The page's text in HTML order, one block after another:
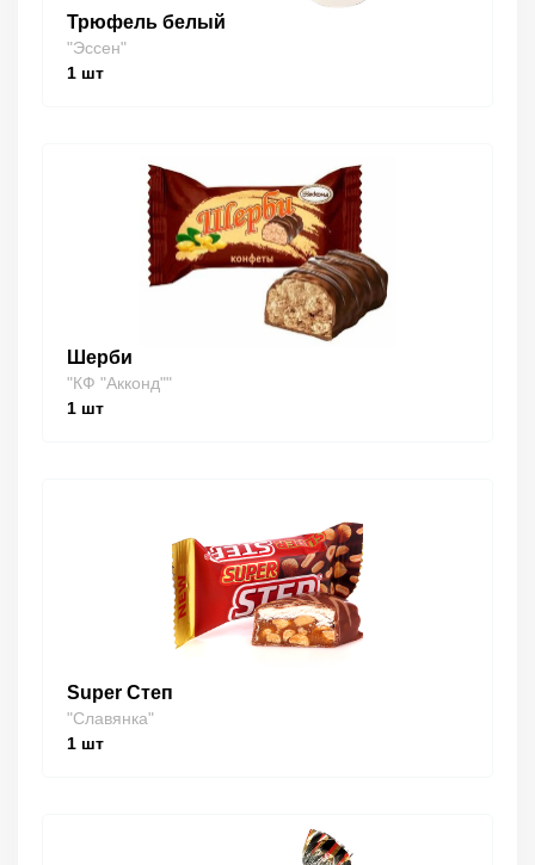
Трюфель белый
"Эссен"
1 шт
Шерби
"КФ "Акконд""
1 шт
Super Степ
"Славянка"
1 шт